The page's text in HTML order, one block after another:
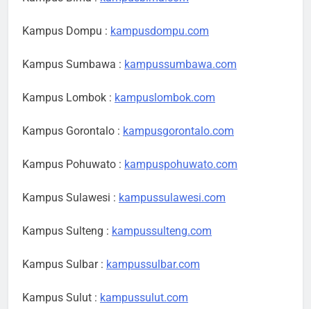
Kampus Dompu : kampusdompu.com
Kampus Sumbawa : kampussumbawa.com
Kampus Lombok : kampuslombok.com
Kampus Gorontalo : kampusgorontalo.com
Kampus Pohuwato : kampuspohuwato.com
Kampus Sulawesi : kampussulawesi.com
Kampus Sulteng : kampussulteng.com
Kampus Sulbar : kampussulbar.com
Kampus Sulut : kampussulut.com